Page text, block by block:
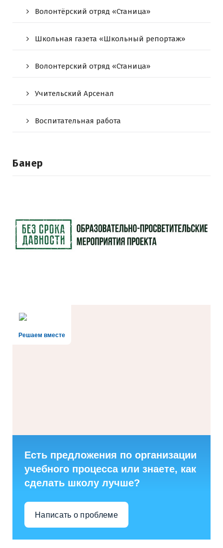
Волонтёрский отряд «Станица»
Школьная газета «Школьный репортаж»
Волонтерский отряд «Станица»
Учительский Арсенал
Воспитательная работа
Банер
Решаем вместе
Есть предложения по организации
учебного процесса или знаете, как
сделать школу лучше?
Написать о проблеме